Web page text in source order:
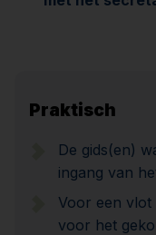
Praktisch
De gids(en)
ingang van
Voor een vlot
voor het